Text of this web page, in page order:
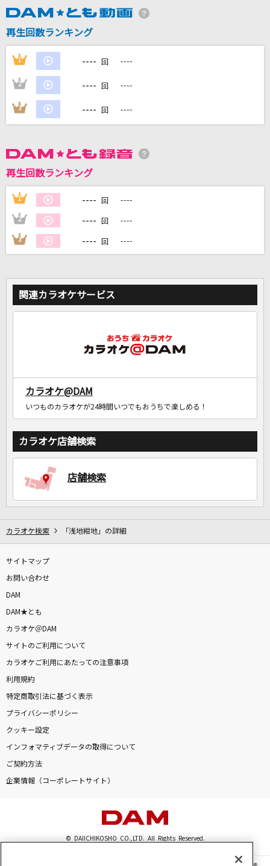
DAMの新曲・ランキングなど
カラオケ最新情報をチェック！
DAMに会員登録・ログインして
家族や友達と一緒に！練習にも！
再生回数ランキング
1 ---- 回 ----
2 ---- 回 ----
3 ---- 回 ----
再生回数ランキング
1 ---- 回 ----
2 ---- 回 ----
3 ---- 回 ----
関連カラオケサービス
カラオケ@DAM
いつものカラオケが24時間いつでもおうちで楽しめる！
カラオケ店舗検索
店舗検索
カラオケ検索 「浅地紺地」の詳細
サイトマップ
お問い合わせ
DAM
DAM★とも
カラオケ＠DAM
サイトのご利用について
カラオケご利用にあたっての注意事項
利用規約
特定商取引法に基づく表示
プライバシーポリシー
クッキー設定
インフォマティブデータの取得について
ご契約方法
企業情報（コーポレートサイト）
© DAIICHIKOSHO CO.,LTD. All Rights Reserved.